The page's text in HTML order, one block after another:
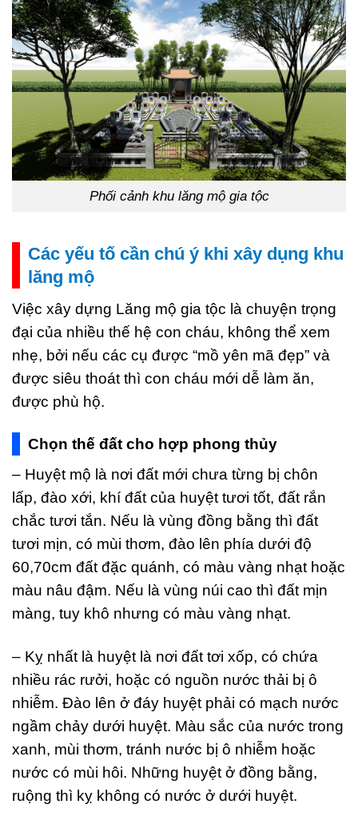
Phối cảnh khu lăng mộ gia tộc
Các yếu tố cần chú ý khi xây dụng khu
lăng mộ
Việc xây dựng Lăng mộ gia tộc là chuyện trọng
đại của nhiều thế hệ con cháu, không thể xem
nhẹ, bởi nếu các cụ được “mồ yên mã đẹp” và
được siêu thoát thì con cháu mới dễ làm ăn,
được phù hộ.
Chọn thế đất cho hợp phong thủy
– Huyệt mộ là nơi đất mới chưa từng bị chôn
lấp, đào xới, khí đất của huyệt tươi tốt, đất rắn
chắc tươi tắn. Nếu là vùng đồng bằng thì đất
tươi mịn, có mùi thơm, đào lên phía dưới độ
60,70cm đất đặc quánh, có màu vàng nhạt hoặc
màu nâu đậm. Nếu là vùng núi cao thì đất mịn
màng, tuy khô nhưng có màu vàng nhạt.
– Kỵ nhất là huyệt là nơi đất tơi xốp, có chứa
nhiều rác rưởi, hoặc có nguồn nước thải bị ô
nhiễm. Đào lên ở đáy huyệt phải có mạch nước
ngầm chảy dưới huyệt. Màu sắc của nước trong
xanh, mùi thơm, tránh nước bị ô nhiễm hoặc
nước có mùi hôi. Những huyệt ở đồng bằng,
ruộng thì kỵ không có nước ở dưới huyệt.